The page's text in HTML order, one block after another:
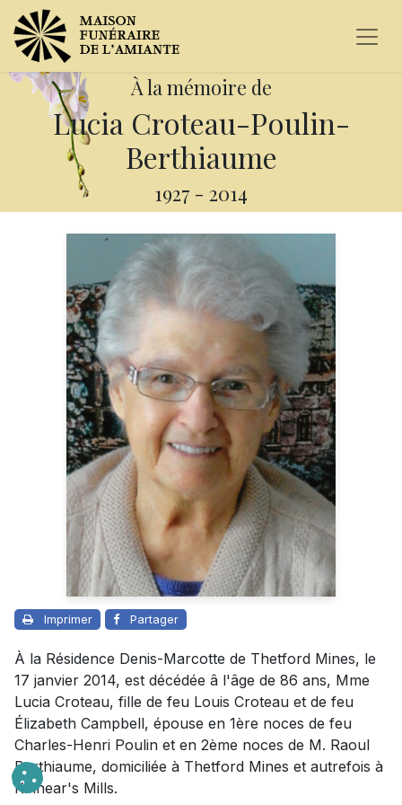
À la mémoire de
Lucia Croteau-Poulin-
Berthiaume
1927 - 2014
Imprimer Partager
À la Résidence Denis-Marcotte de Thetford Mines, le
17 janvier 2014, est décédée â l'âge de 86 ans, Mme
Lucia Croteau, fille de feu Louis Croteau et de feu
Élizabeth Campbell, épouse en 1ère noces de feu
Charles-Henri Poulin et en 2ème noces de M. Raoul
Berthiaume, domiciliée à Thetford Mines et autrefois à
Kinnear's Mills.